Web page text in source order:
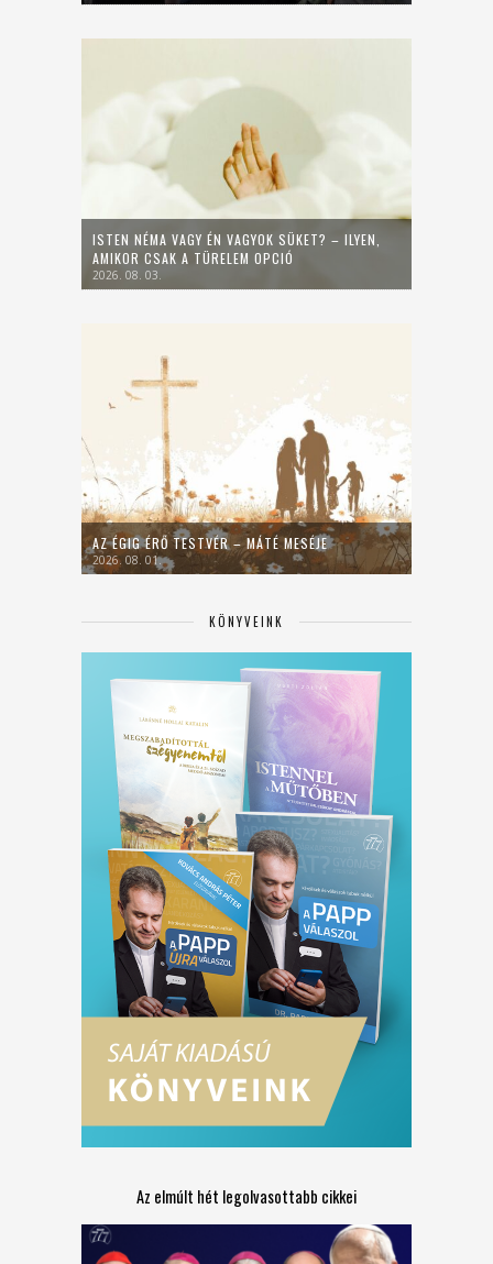
ISTEN NÉMA VAGY ÉN VAGYOK SÜKET? – ILYEN,
AMIKOR CSAK A TÜRELEM OPCIÓ
2026. 08. 03.
AZ ÉGIG ÉRŐ TESTVÉR – MÁTÉ MESÉJE
2026. 08. 01.
KÖNYVEINK
Az elmúlt hét legolvasottabb cikkei